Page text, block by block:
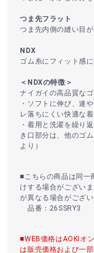
つま先フラット
つま先内側の縫い目
NDX
ゴム糸にフィット感
＜NDXの特徴＞
ナイガイの高品質なゴ
・ソフトに伸び、速
レ落ちにくい快適な
・着用と洗濯を繰り
き口部分は、他のゴ
より）
■こちらの商品は同一
けする場合がござい
が異なる場合がござ
品番：26SSRY3
■WEB価格はAOKIオ
は販売価格および一